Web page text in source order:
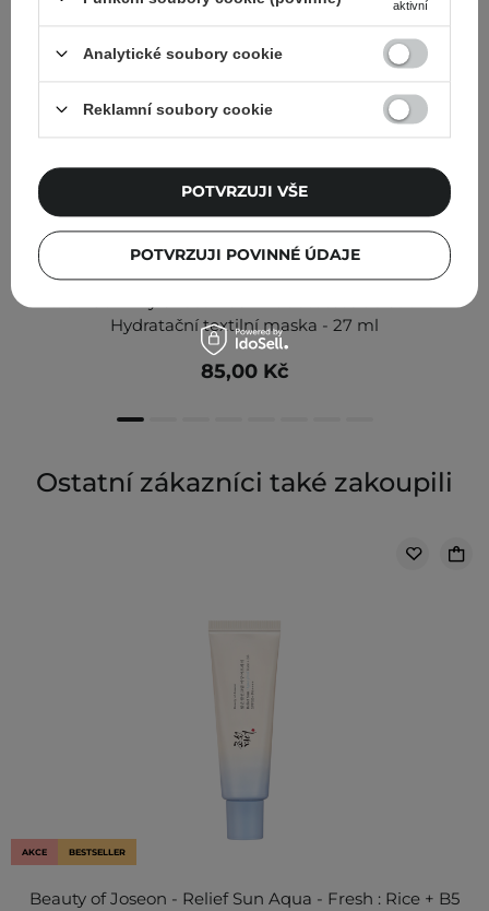
Hydratační textilní maska - 27 ml
85,00 Kč
Ostatní zákazníci také zakoupili
AKCE BESTSELLER
Beauty of Joseon - Relief Sun Aqua - Fresh : Rice + B5
aktivní
Analytické soubory cookie
Reklamní soubory cookie
POTVRZUJI POVINNÉ ÚDAJE
POTVRZUJI VŠE